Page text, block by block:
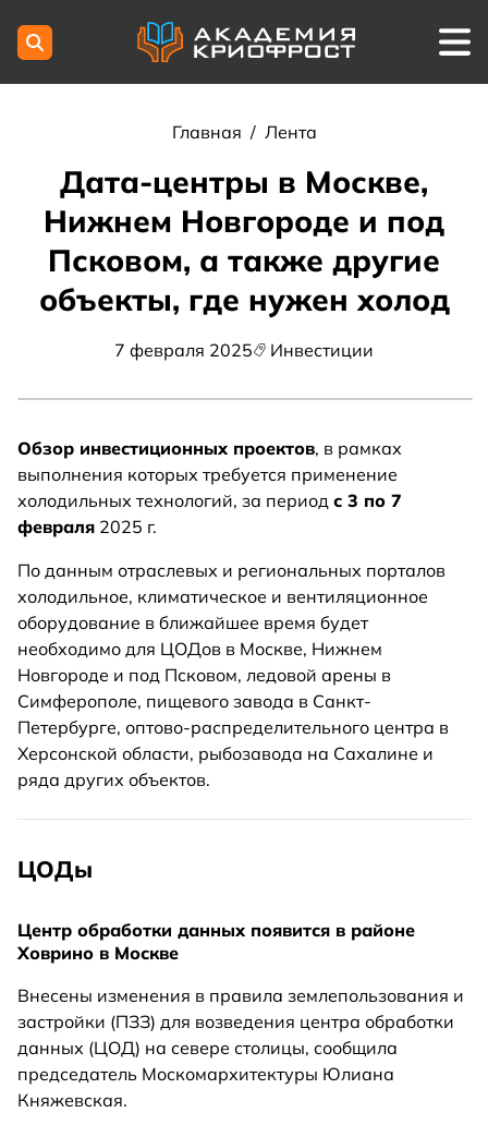
Главная / Лента
Дата-центры в Москве,
Нижнем Новгороде и под
Псковом, а также другие
объекты, где нужен холод
7 февраля 2025 Инвестиции
Обзор инвестиционных проектов, в рамках
выполнения которых требуется применение
холодильных технологий, за период с 3 по 7
февраля 2025 г.
По данным отраслевых и региональных порталов
холодильное, климатическое и вентиляционное
оборудование в ближайшее время будет
необходимо для ЦОДов в Москве, Нижнем
Новгороде и под Псковом, ледовой арены в
Симферополе, пищевого завода в Санкт-
Петербурге, оптово-распределительного центра в
Херсонской области, рыбозавода на Сахалине и
ряда других объектов.
ЦОДы
Центр обработки данных появится в районе
Ховрино в Москве
Внесены изменения в правила землепользования и
застройки (ПЗЗ) для возведения центра обработки
данных (ЦОД) на севере столицы, сообщила
председатель Москомархитектуры Юлиана
Княжевская.